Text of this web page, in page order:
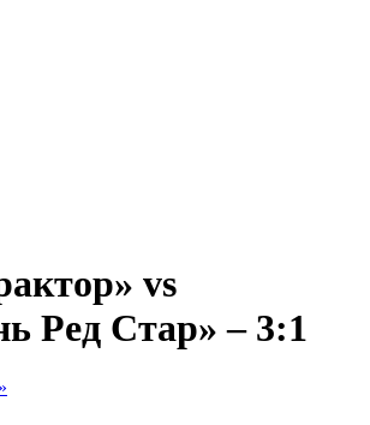
vs
Ред Стар» – 3:1